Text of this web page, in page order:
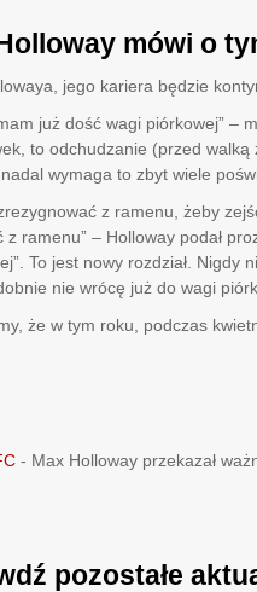
mówi o
jego kariera będzie
już dość wagi piórkowej” –
to odchudzanie (przed walką
nadal wymaga to zbyt wiele
zrezygnować z ramenu, żeby
z ramenu” – Holloway podał
To jest nowy rozdział.
nie wrócę już do wagi
że w tym roku, podczas
- Max Holloway przekazał
pozostałe